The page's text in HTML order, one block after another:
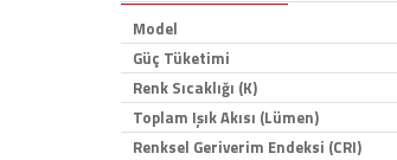
Model
Güç Tüketimi
Renk Sıcaklığı (K)
Toplam Işık Akısı (Lümen)
Renksel Geriverim Endeksi (CRI)